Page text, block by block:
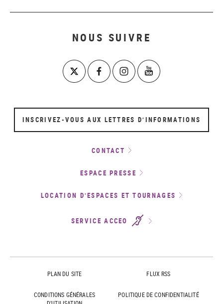
NOUS SUIVRE
INSCRIVEZ-VOUS AUX LETTRES D’INFORMATIONS
CONTACT
ESPACE PRESSE
LOCATION D’ESPACES ET TOURNAGES
SERVICE ACCEO
PLAN DU SITE FLUX RSS
CONDITIONS GÉNÉRALES
POLITIQUE DE CONFIDENTIALITÉ